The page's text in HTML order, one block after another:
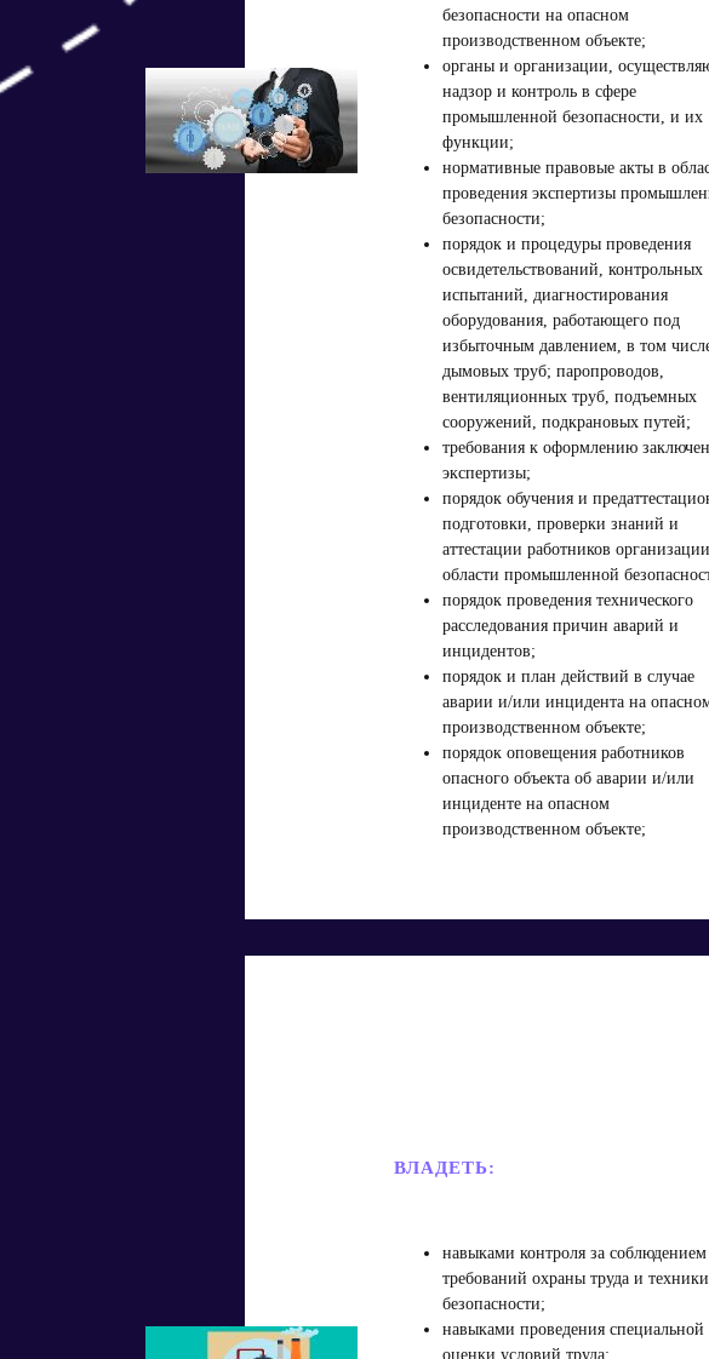
безопасности на опасном
производственном объекте;
органы и организации,
надзор и контроль в сфере
промышленной безопасности, и их
функции;
нормативные правовые акты в
проведения экспертизы
безопасности;
порядок и процедуры проведения
освидетельствований, контрольных
испытаний, диагностирования
оборудования, работающего под
избыточным давлением, в том
дымовых труб; паропроводов,
вентиляционных труб, подъемных
сооружений, подкрановых путей;
требования к оформлению
экспертизы;
порядок обучения и
подготовки, проверки знаний и
аттестации работников
области промышленной
порядок проведения технического
расследования причин аварий и
инцидентов;
порядок и план действий в случае
аварии и/или инцидента на
производственном объекте;
порядок оповещения работников
опасного объекта об аварии и/или
инциденте на опасном
производственном объекте;
ВЛАДЕТЬ:
навыками контроля за соблюдением
требований охраны труда и техники
безопасности;
навыками проведения специальной
оценки условий труда;